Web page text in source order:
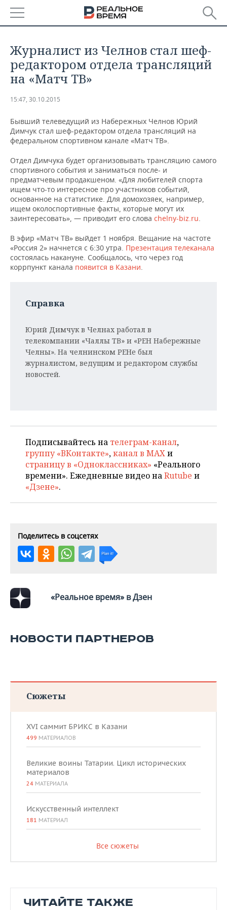
БАШКОРТОСТАН
ТАТАРСТАН
НОВОСТИ
АНАЛИТИКА
ДЕКЛАРАЦИИ О ДОХОДАХ
ВУЗЫ ТАТАРСТАНА
КОМУ ПРИНАДЛЕЖАТ
ТОРГОВЫЕ ЦЕНТРЫ
ТАТАРСТАНА
НОВОСТИ ЭКОНОМИКИ
БАНКИ
БЮДЖЕТ
ИНВЕСТИЦИИ
ПРОМЫШЛЕННОСТЬ
ПРОМЫШЛЕННОСТИ
АГРОПРОМ
МАШИНОСТРОЕНИЕ
НЕФТЬ
ЭНЕРГЕТИКА
НОВОСТИ НЕДВИЖИМОСТИ
АВТО
НОВОСТИ АВТО
БИЗНЕС
НОВОСТИ БИЗНЕСА
РОЗНИЧНАЯ ТОРГОВЛЯ
ТРАНСПОРТ
ТЕХНОЛОГИИ
НОВОСТИ ТЕХНОЛОГИЙ
IT
МЕРОПРИЯТИЯ
НОВОСТИ МЕРОПРИЯТИЙ
ONLINE-КОНФЕРЕНЦИИ
ОТКРЫТАЯ ЛЕКЦИЯ
СПОРТ
ХОККЕЙ
БАСКЕТБОЛ
ВОДНЫЕ ВИДЫ СПОРТА
ХОККЕЙ С МЯЧОМ
ВЛАСТЬ
ИНФРАСТРУКТУРА
ОБРАЗОВАНИЕ
ПРОИСШЕСТВИЯ
СЮЖЕТЫ
СПРАВОЧНИК
​Журналист из Челнов стал шеф-
редактором отдела трансляций
на «Матч ТВ»
15:47, 30.10.2015
Бывший телеведущий из Набережных Челнов Юрий
Димчук стал шеф-редактором отдела трансляций на
федеральном спортивном канале «Матч ТВ».
Отдел Димчука будет организовывать трансляцию самого
спортивного события и заниматься после- и
предматчевым продакшеном. «Для любителей спорта
ищем что-то интересное про участников событий,
основанное на статистике. Для домохозяек, например,
ищем околоспортивные факты, которые могут их
заинтересовать», — приводит его слова chelny-biz.ru.
В эфир «Матч ТВ» выйдет 1 ноября. Вещание на частоте
«Россия 2» начнется с 6:30 утра. Презентация телеканала
состоялась накануне. Сообщалось, что через год
коррпункт канала появится в Казани.
Справка
Юрий Димчук в Челнах работал в
телекомпании «Чаллы ТВ» и «РЕН Набережные
Челны». На челнинском РЕНе был
журналистом, ведущим и редактором службы
новостей.
Подписывайтесь на телеграм-канал,
группу «ВКонтакте»,канал в MAXи
страницу в «Одноклассниках» «Реального
времени». Ежедневные видео наRutube и
«Дзене».
Поделитесь в соцсетях
«Реальное время» в Дзен
НОВОСТИ ПАРТНЕРОВ
Сюжеты
XVI саммит БРИКС в Казани
499 МАТЕРИАЛОВ
Великие воины Татарии. Цикл исторических
материалов
24 МАТЕРИАЛА
Искусственный интеллект
181 МАТЕРИАЛ
Все сюжеты
ЧИТАЙТЕ ТАКЖЕ